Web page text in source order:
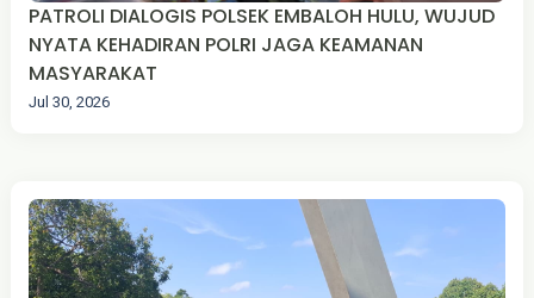
PATROLI DIALOGIS POLSEK EMBALOH HULU, WUJUD
NYATA KEHADIRAN POLRI JAGA KEAMANAN
MASYARAKAT
Jul 30, 2026